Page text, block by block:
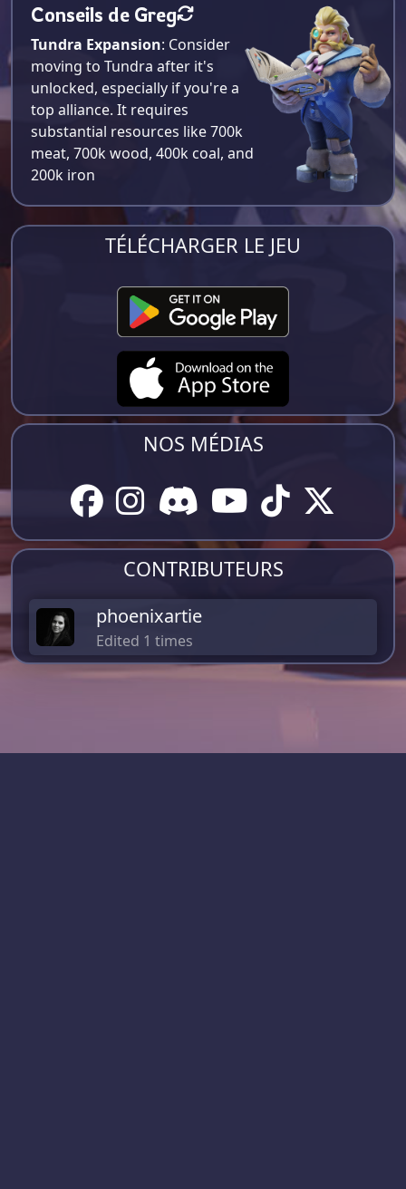
Conseils de Greg
Tundra Expansion: Consider
moving to Tundra after it's
unlocked, especially if you're a
top alliance. It requires
substantial resources like 700k
meat, 700k wood, 400k coal, and
200k iron​
TÉLÉCHARGER LE JEU
NOS MÉDIAS
CONTRIBUTEURS
phoenixartie
Edited 1 times